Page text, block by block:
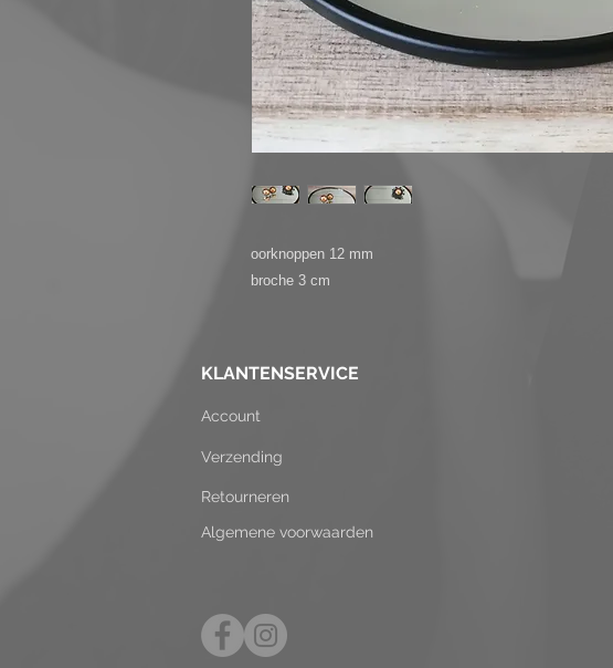
oorknoppen 12 mm
broche 3 cm
KLANTENSERVICE
Account
Verzending
Retourneren
Algemene voorwaarden